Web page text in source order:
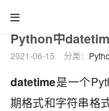
当前位置：
Python中
2021-06-15 分类：
datetime是一个
期格式和字符串格